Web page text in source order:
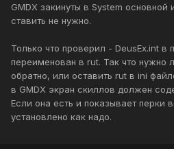
GMDX закинуты в System основной
ставить не нужно.
Только что проверил - DeusEx.int в
переименован в rut. Так что нужно
обратно, или оставить rut в ini
в GMDX экран скиллов должен
Если она есть и показывает перки
установлено как надо.